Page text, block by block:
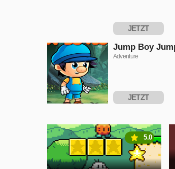
JETZT
Jump Boy
Adventure
JETZT
5.0